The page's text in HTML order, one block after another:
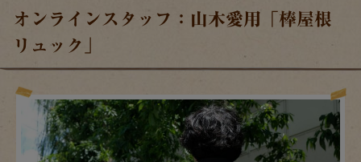
オンラインスタッフ：山木愛用「棒屋根
リュック」